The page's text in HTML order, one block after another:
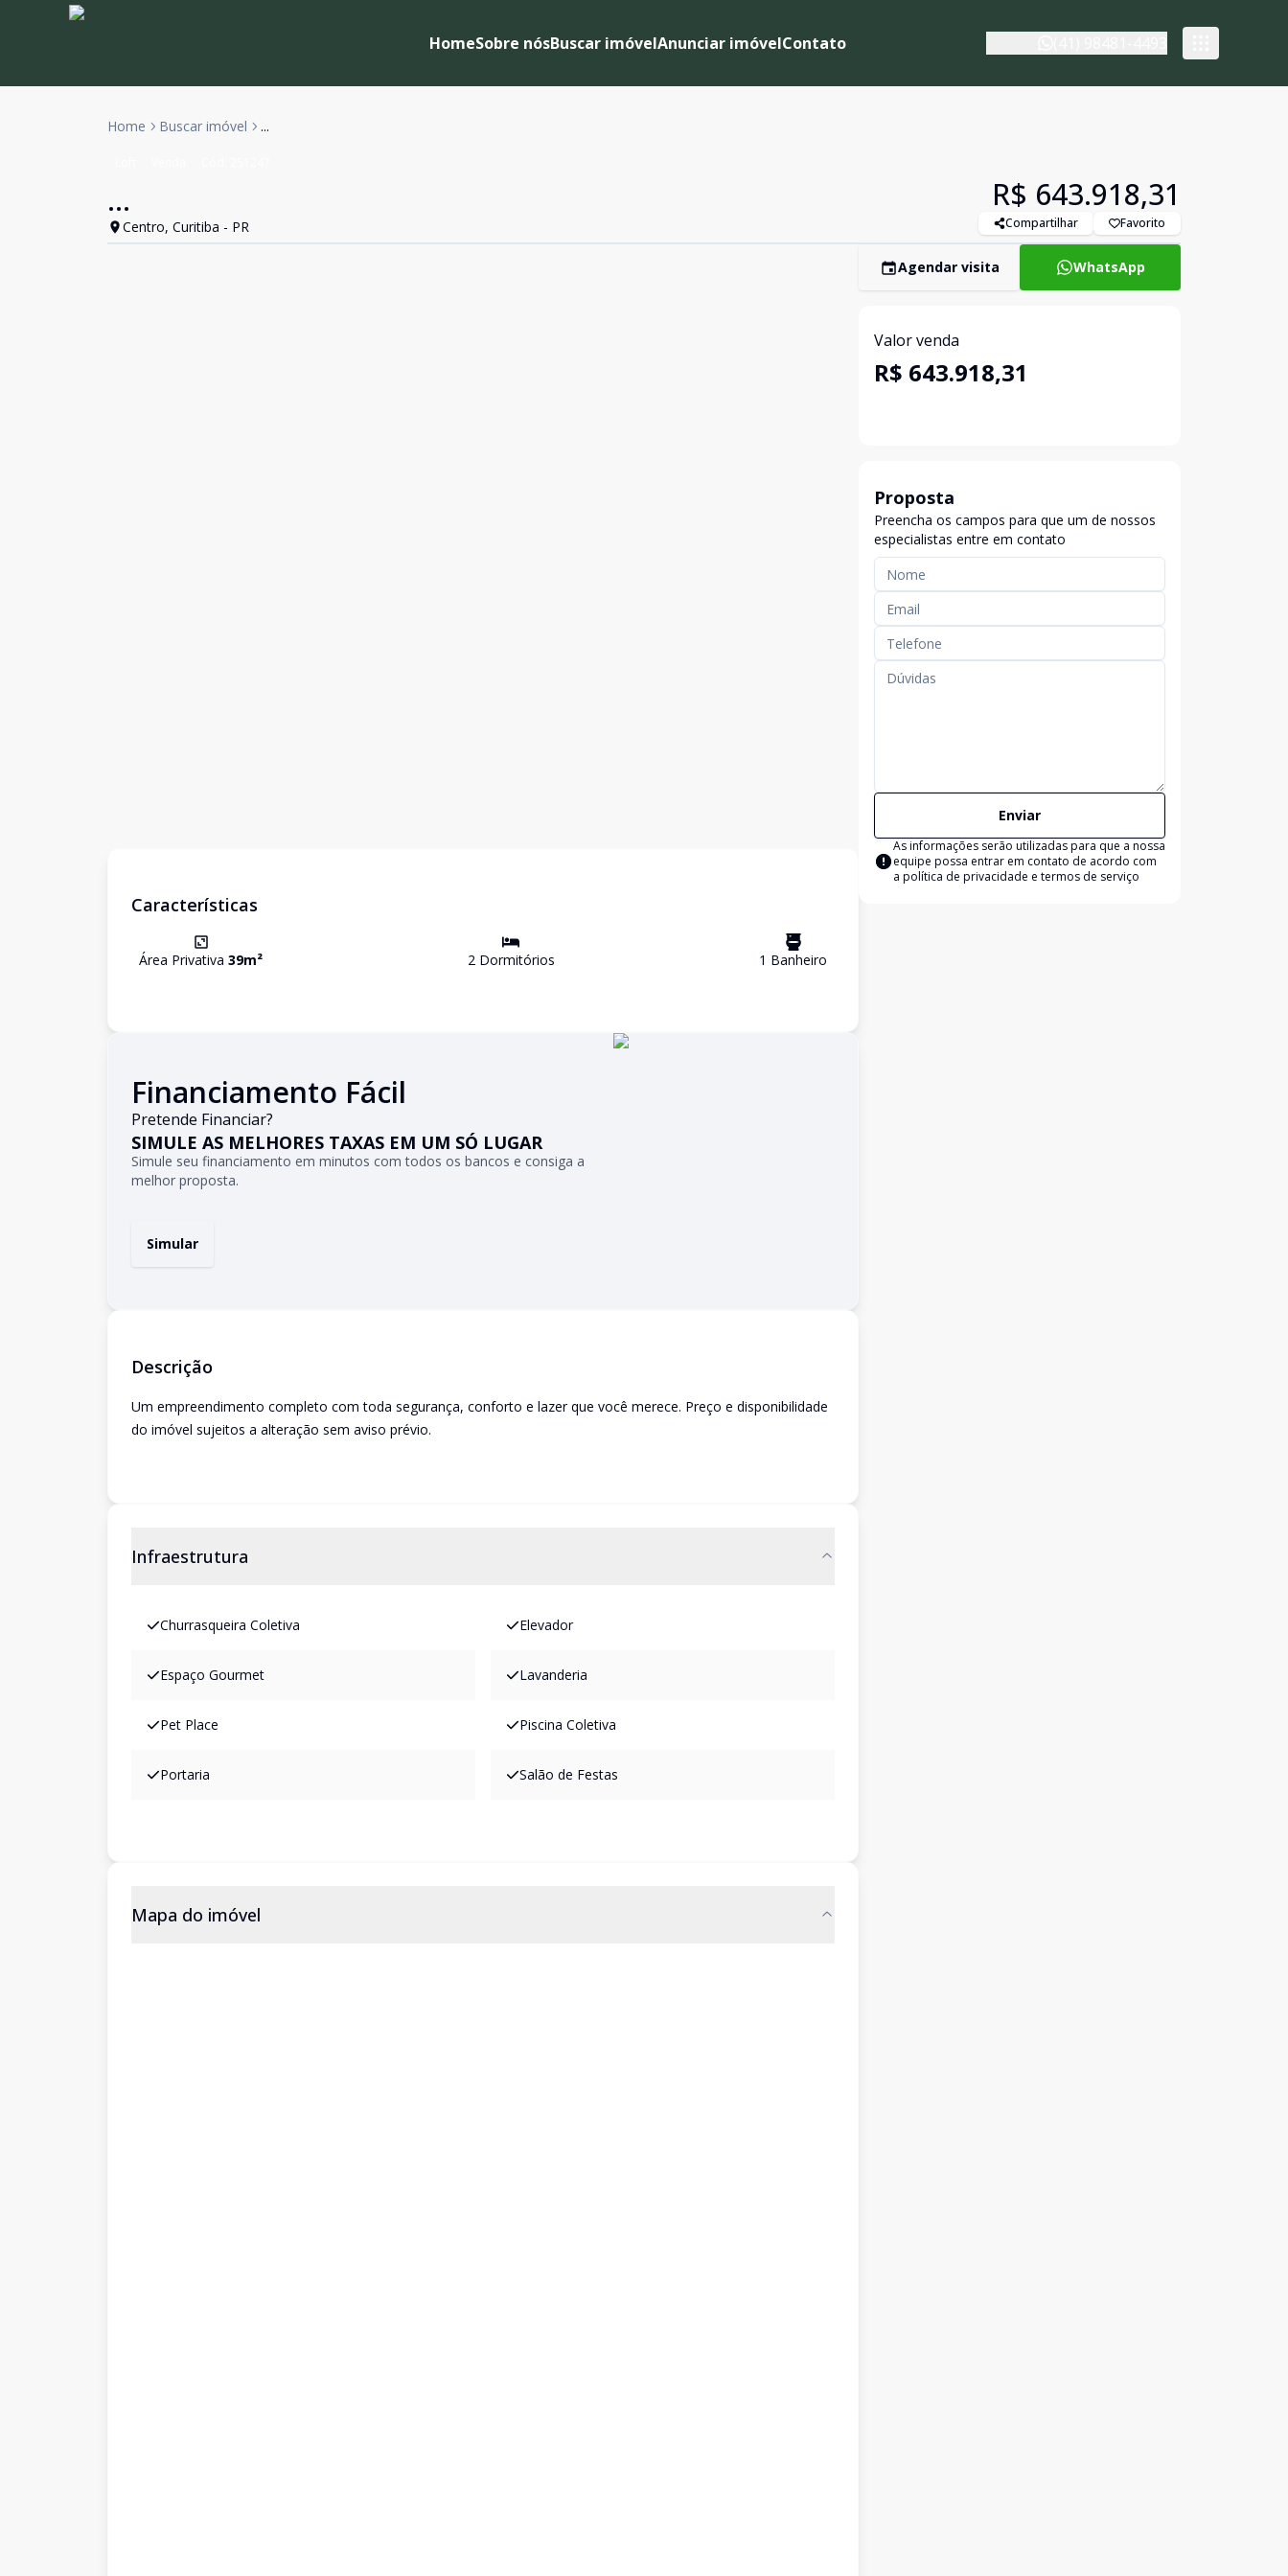
HomeSobre nósBuscar imóvelAnunciar imóvelContato
Home Buscar imóvel ...
...
Centro, Curitiba - PR
R$ 643.918,31
Compartilhar Favorito
Características
Área Privativa 39m² 2Dormitórios 1 Banheiro
Financiamento Fácil
Pretende Financiar?
SIMULE AS MELHORES TAXAS EM UM SÓ LUGAR
Simule seu financiamento em minutos com todos os bancos e consiga a
melhor proposta.
Simular
Descrição
Um empreendimento completo com toda segurança, conforto e lazer que você merece. Preço e disponibilidade
do imóvel sujeitos a alteração sem aviso prévio.
Infraestrutura
Churrasqueira Coletiva Elevador
Espaço Gourmet Lavanderia
Pet Place Piscina Coletiva
Portaria Salão de Festas
Mapa do imóvel
Agendar visita WhatsApp
Valor venda
R$ 643.918,31
Proposta
Preencha os campos para que um de nossos
especialistas entre em contato
Enviar
As informações serão utilizadas para que a nossa
equipe possa entrar em contato de acordo com
a política de privacidade e termos de serviço